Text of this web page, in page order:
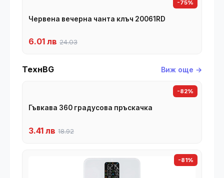
-75%
Червена вечерна чанта клъч 20061RD
6.01 лв 24.03
ТехнBG Виж още →
-82%
Гъвкава 360 градусова пръскачка
3.41 лв 18.92
-81%